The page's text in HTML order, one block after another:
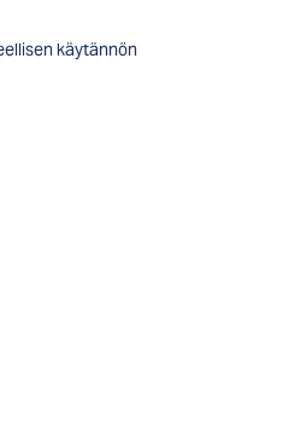
käytännön